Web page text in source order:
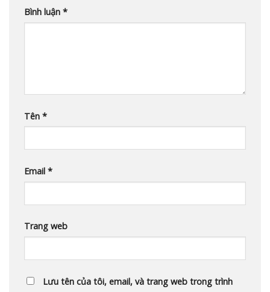
Bình luận *
Tên *
Email *
Trang web
Lưu tên của tôi, email, và trang web trong trình